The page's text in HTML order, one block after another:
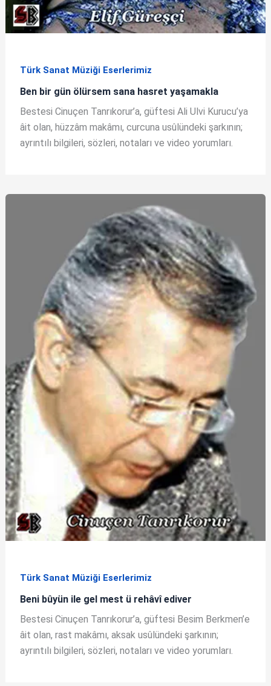
Türk Sanat Müziği Eserlerimiz
Ben bir gün ölürsem sana hasret yaşamakla
Bestesi Cinuçen Tanrıkorur’a, güftesi Ali Ulvi Kurucu’ya
âit olan, hüzzâm makâmı, curcuna usûlündeki şarkının;
ayrıntılı bilgileri, sözleri, notaları ve video yorumları.
Türk Sanat Müziği Eserlerimiz
Beni bûyün ile gel mest ü rehâvî ediver
Bestesi Cinuçen Tanrıkorur’a, güftesi Besim Berkmen’e
âit olan, rast makâmı, aksak usûlündeki şarkının;
ayrıntılı bilgileri, sözleri, notaları ve video yorumları.